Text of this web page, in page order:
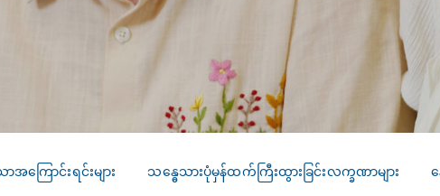
SEARCH
PRESS RELEASE
16 JAN 2026
CLL HEALTH
Strengthens
Myanmar Through
ာအကြောင်းရင်းများ သန္ဓေသားပုံမှန်ထက်ကြီးထွားခြင်းလက္ခဏာများ